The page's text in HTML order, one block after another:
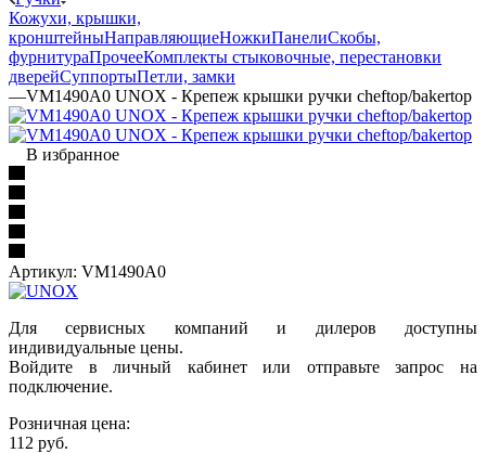
Кожухи, крышки,
кронштейныНаправляющиеНожкиПанелиCкобы,
фурнитураПрочееКомплекты стыковочные, перестановки
дверейСуппортыПетли, замки
—VM1490A0 UNOX - Крепеж крышки ручки cheftop/bakertop
В избранное
Артикул: VM1490A0
Для сервисных компаний и дилеров доступны
индивидуальные цены.
Войдите в личный кабинет или отправьте запрос на
подключение.
Розничная цена:
112 руб.